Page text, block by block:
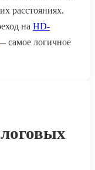
расстояниях.
на HD-
самое логичное